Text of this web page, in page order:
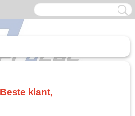
(0)
Beste klant,